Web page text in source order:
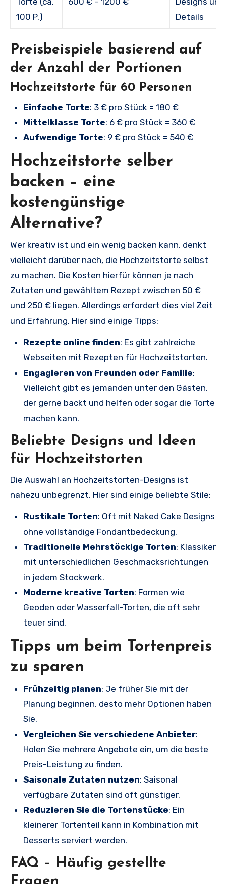
100 P.)
Details
Preisbeispiele basierend auf
der Anzahl der Portionen
Hochzeitstorte für 60 Personen
Einfache Torte: 3 € pro Stück = 180 €
Mittelklasse Torte: 6 € pro Stück = 360 €
Aufwendige Torte: 9 € pro Stück = 540 €
Hochzeitstorte selber
backen – eine
kostengünstige
Alternative?
Wer kreativ ist und ein wenig backen kann, denkt
vielleicht darüber nach, die Hochzeitstorte selbst
zu machen. Die Kosten hierfür können je nach
Zutaten und gewähltem Rezept zwischen 50 €
und 250 € liegen. Allerdings erfordert dies viel Zeit
und Erfahrung. Hier sind einige Tipps:
Rezepte online finden: Es gibt zahlreiche
Webseiten mit Rezepten für Hochzeitstorten.
Engagieren von Freunden oder Familie:
Vielleicht gibt es jemanden unter den Gästen,
der gerne backt und helfen oder sogar die Torte
machen kann.
Beliebte Designs und Ideen
für Hochzeitstorten
Die Auswahl an Hochzeitstorten-Designs ist
nahezu unbegrenzt. Hier sind einige beliebte Stile:
Rustikale Torten: Oft mit Naked Cake Designs
ohne vollständige Fondantbedeckung.
Traditionelle Mehrstöckige Torten: Klassiker
mit unterschiedlichen Geschmacksrichtungen
in jedem Stockwerk.
Moderne kreative Torten: Formen wie
Geoden oder Wasserfall-Torten, die oft sehr
teuer sind.
Tipps um beim Tortenpreis
zu sparen
Frühzeitig planen: Je früher Sie mit der
Planung beginnen, desto mehr Optionen haben
Sie.
Vergleichen Sie verschiedene Anbieter:
Holen Sie mehrere Angebote ein, um die beste
Preis-Leistung zu finden.
Saisonale Zutaten nutzen: Saisonal
verfügbare Zutaten sind oft günstiger.
Reduzieren Sie die Tortenstücke: Ein
kleinerer Tortenteil kann in Kombination mit
Desserts serviert werden.
FAQ – Häufig gestellte